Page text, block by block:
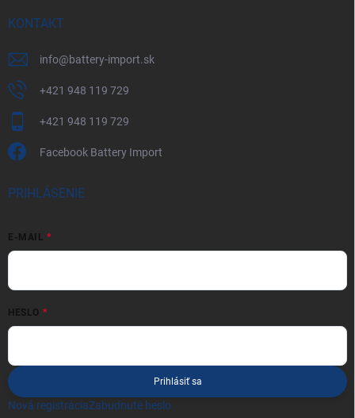
KONTAKT
info@battery-import.sk
+421 948 119 729
+421 948 119 729
Facebook Battery Import
PRIHLÁSENIE
E-MAIL
HESLO
Prihlásiť sa
Nová registráciaZabudnuté heslo